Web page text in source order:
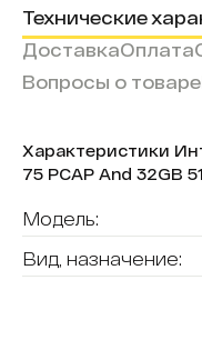
Технические
ДоставкаОплата
Вопросы о товаре
Характеристики
75 PCAP And 32GB
Модель:
Вид, назначение: